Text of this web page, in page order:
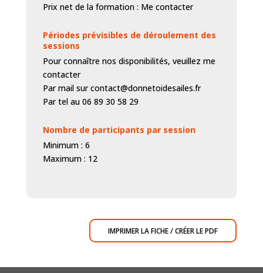
Prix net de la formation : Me contacter
Périodes prévisibles de déroulement des
sessions
Pour connaître nos disponibilités, veuillez me
contacter
Par mail sur contact@donnetoidesailes.fr
Par tel au 06 89 30 58 29
Nombre de participants par session
Minimum : 6
Maximum : 12
IMPRIMER LA FICHE / CRÉER LE PDF